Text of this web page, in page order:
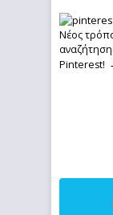
Νέος
Pinterest!